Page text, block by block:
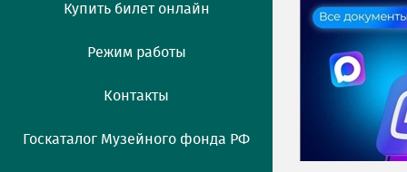
Купить билет онлайн
Режим работы
Контакты
Госкаталог Музейного фонда РФ